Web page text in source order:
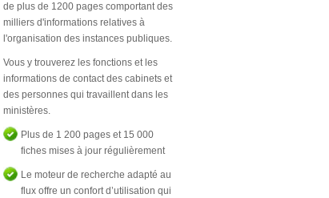
de plus de 1200 pages comportant des
milliers d'informations relatives à
l'organisation des instances publiques.
Vous y trouverez les fonctions et les
informations de contact des cabinets et
des personnes qui travaillent dans les
ministères.
Plus de 1 200 pages et 15 000
fiches mises à jour régulièrement
Le moteur de recherche adapté au
flux offre un confort d’utilisation qui